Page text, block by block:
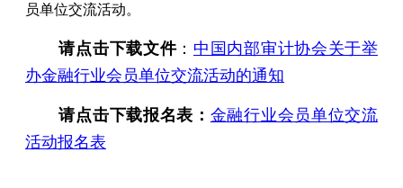
员单位交流活动。
请点击下载文件： 中国内部审计协会关于举
办金融行业会员单位交流活动的通知
请点击下载报名表： 金融行业会员单位交流
活动报名表